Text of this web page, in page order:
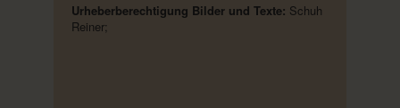
Urheberberechtigung Bilder und Texte: Schuh
Reiner;